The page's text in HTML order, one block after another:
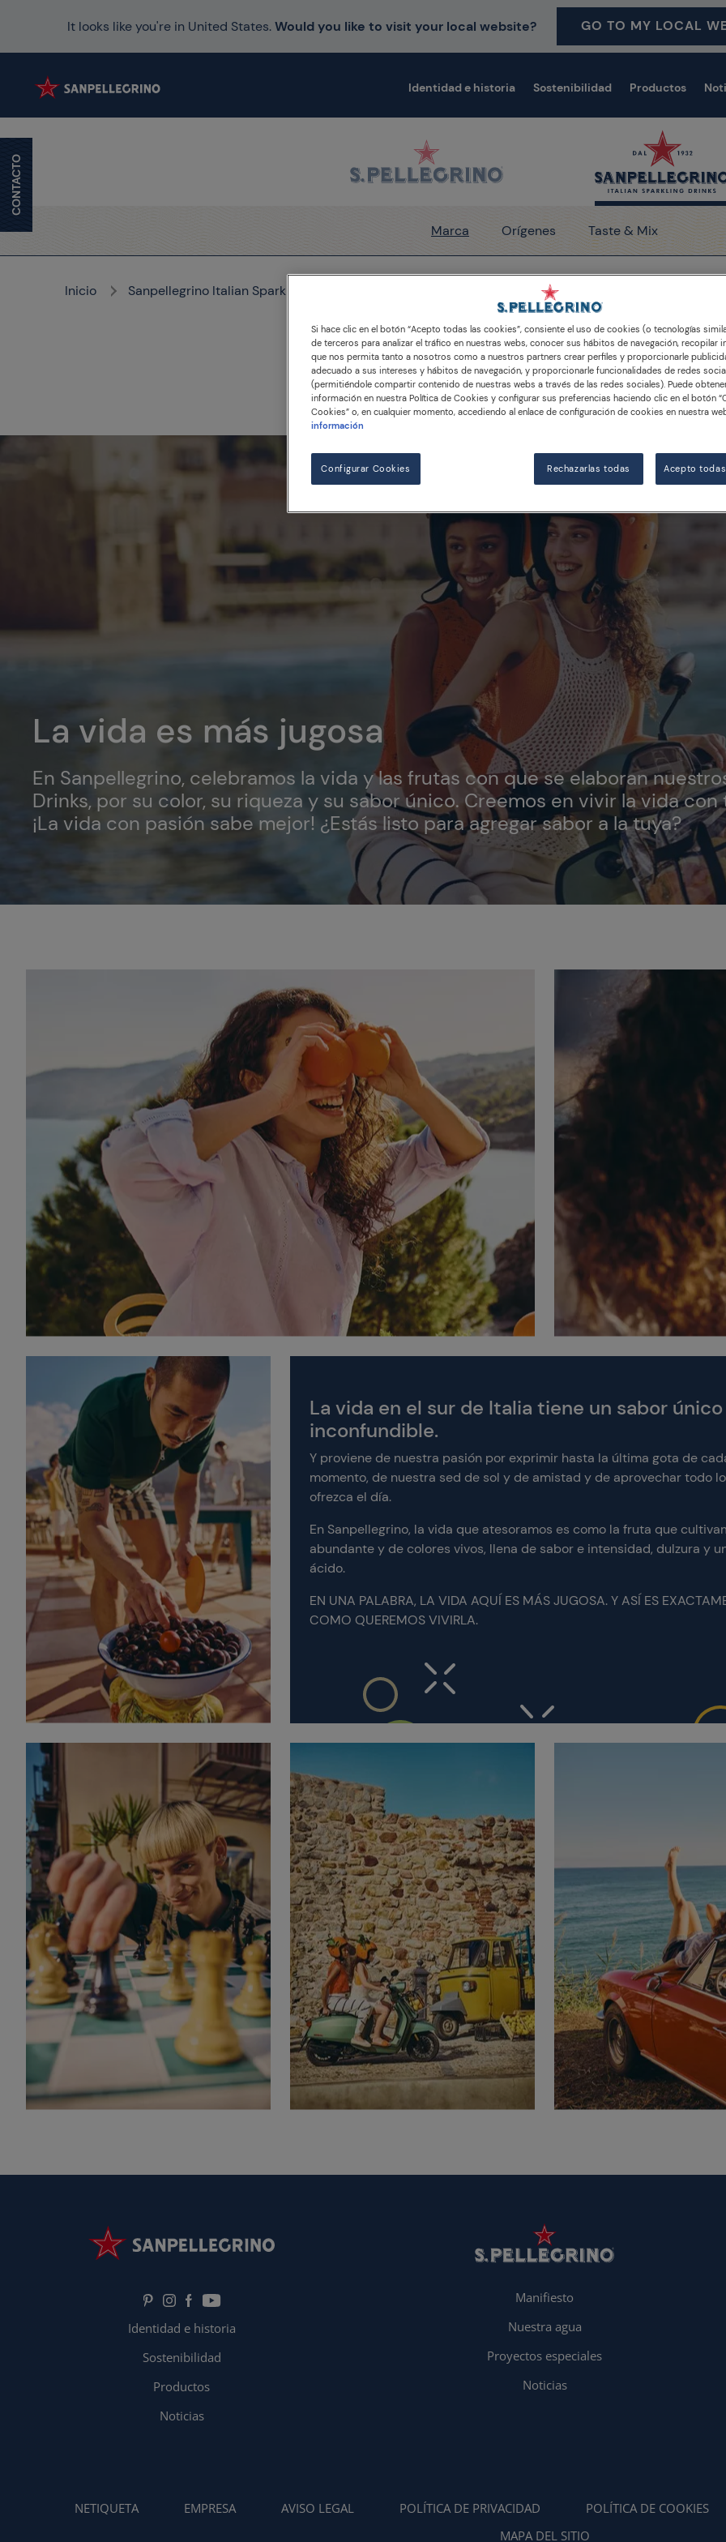
It looks like you're in United States.Would you like to visit your local website? GO TO MY LOCAL
Identidad e historia Sostenibilidad Productos
Marca Orígenes Taste & Mix
Inicio Sanpellegrino Italian Sparkling Drinks Sanpellegrino Italian Sparkling Drinks, la vida brilla bajo el
Manifiesto de Italian
Drinks
La vida es más jugosa
En Sanpellegrino, celebramos la vida y las frutas con que se elaboran
Drinks, por su color, su riqueza y su sabor único. Creemos en vivir la vida
¡La vida con pasión sabe mejor! ¿Estás listo para agregar sabor a la tuya?
La vida en el sur de Italia tiene un sabor
inconfundible.
Y proviene de nuestra pasión por exprimir hasta la última gota de
momento, de nuestra sed de sol y de amistad y de aprovechar todo
ofrezca el día.
En Sanpellegrino, la vida que atesoramos es como la fruta que
abundante y de colores vivos, llena de sabor e intensidad, dulzura y
ácido.
EN UNA PALABRA, LA VIDA AQUÍ ES MÁS JUGOSA. Y ASÍ ES
COMO QUEREMOS VIVIRLA.
Identidad e historia
Sostenibilidad
Productos
Noticias
Manifiesto
Nuestra agua
Proyectos especiales
Noticias
NETIQUETA EMPRESA AVISO LEGAL POLÍTICA DE PRIVACIDAD
POLÍTICA DE COOKIES
MAPA DEL SITIO
CONTACTO
Si hace clic en el botón “Acepto todas las cookies”, consiente el uso de cookies (o tecnologías
de terceros para analizar el tráfico en nuestras webs, conocer sus hábitos de navegación, recopilar
que nos permita tanto a nosotros como a nuestros partners crear perfiles y proporcionarle
adecuado a sus intereses y hábitos de navegación, y proporcionarle funcionalidades de redes
(permitiéndole compartir contenido de nuestras webs a través de las redes sociales). Puede
información en nuestra Política de Cookies y configurar sus preferencias haciendo clic en el botón
Cookies” o, en cualquier momento, accediendo al enlace de configuración de cookies en nuestra
información
Configurar Cookies Rechazarlas todas Acepto